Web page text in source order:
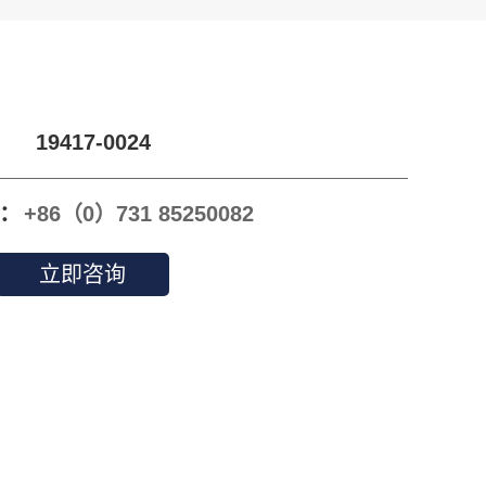
19417-0024
+86（0）731 85250082
立即咨询